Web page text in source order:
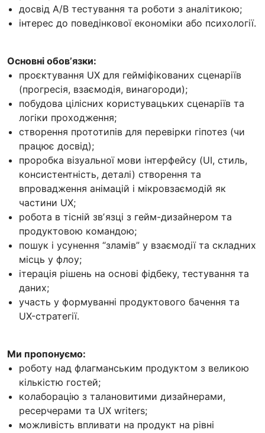
досвід A/B тестування та роботи з аналітикою;
інтерес до поведінкової економіки або психології.
Основні обовʼязки:
проєктування UX для гейміфікованих сценаріїв
(прогресія, взаємодія, винагороди);
побудова цілісних користувацьких сценаріїв та
логіки проходження;
створення прототипів для перевірки гіпотез (чи
працює досвід);
проробка візуальної мови інтерфейсу (UI, стиль,
консистентність, деталі) створення та
впровадження анімацій і мікровзаємодій як
частини UX;
робота в тісній звʼязці з гейм-дизайнером та
продуктовою командою;
пошук і усунення “зламів” у взаємодії та складних
місць у флоу;
ітерація рішень на основі фідбеку, тестування та
даних;
участь у формуванні продуктового бачення та
UX-стратегії.
Ми пропонуємо:
роботу над флагманським продуктом з великою
кількістю гостей;
колаборацію з талановитими дизайнерами,
ресерчерами та UX writers;
можливість впливати на продукт на рівні